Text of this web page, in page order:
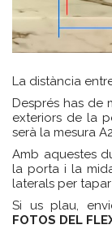
La distància
Després has de
exteriors de la
serà la mesura
Amb aquestes
la porta i la
laterals per
Si us plau,
FOTOS DEL